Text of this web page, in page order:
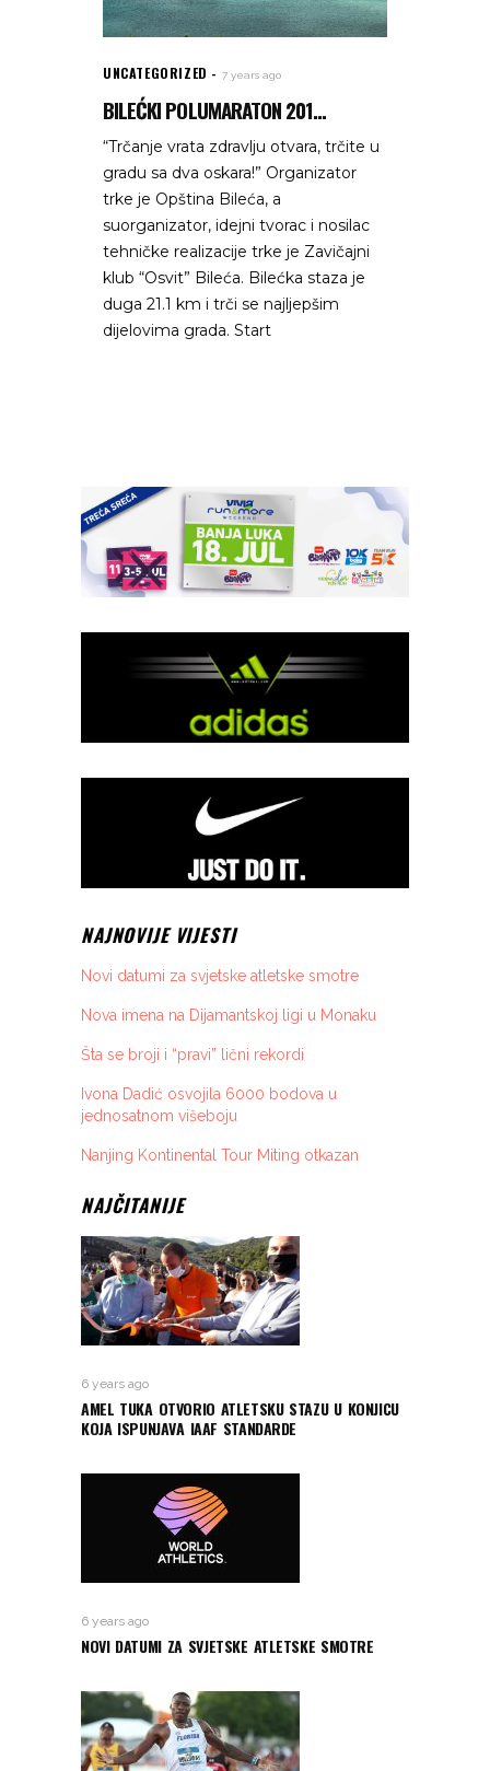
UNCATEGORIZED 7 years ago
BILEĆKI POLUMARATON 201...
“Trčanje vrata zdravlju otvara, trčite u
gradu sa dva oskara!” Organizator
trke je Opština Bileća, a
suorganizator, idejni tvorac i nosilac
tehničke realizacije trke je Zavičajni
klub “Osvit” Bileća. Bilećka staza je
duga 21.1 km i trči se najljepšim
dijelovima grada. Start
NAJNOVIJE VIJESTI
Novi datumi za svjetske atletske smotre
Nova imena na Dijamantskoj ligi u Monaku
Šta se broji i “pravi” lični rekordi
Ivona Dadić osvojila 6000 bodova u
jednosatnom višeboju
Nanjing Kontinental Tour Miting otkazan
NAJČITANIJE
6 years ago
AMEL TUKA OTVORIO ATLETSKU STAZU U KONJICU
KOJA ISPUNJAVA IAAF STANDARDE
6 years ago
NOVI DATUMI ZA SVJETSKE ATLETSKE SMOTRE